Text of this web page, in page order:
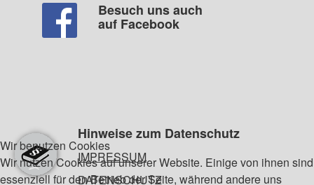
Besuch uns auch
auf Facebook
Hinweise zum Datenschutz
IMPRESSUM
DATENSCHUTZ
Wir benutzen Cookies
Wir nutzen Cookies auf unserer Website. Einige von ihnen sind
essenziell für den Betrieb der Seite, während andere uns